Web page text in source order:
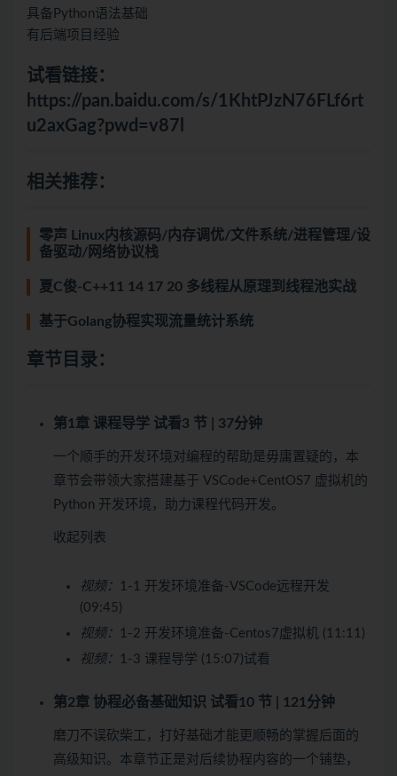
具备Python语法基础
有后端项目经验
试看链接：
https://pan.baidu.com/s/1KhtPJzN76FLf6rt
u2axGag?pwd=v87l
相关推荐：
零声 Linux内核源码/内存调优/文件系统/进程管理/设
备驱动/网络协议栈
夏C俊-C++11 14 17 20 多线程从原理到线程池实战
基于Golang协程实现流量统计系统
章节目录：
第1章 课程导学 试看3 节 | 37分钟
一个顺手的开发环境对编程的帮助是毋庸置疑的，本
章节会带领大家搭建基于 VSCode+CentOS7 虚拟机的
Python 开发环境，助力课程代码开发。
收起列表
视频：
1-1 开发环境准备-VSCode远程开发
(09:45)
视频：
1-2 开发环境准备-Centos7虚拟机 (11:11)
视频：
1-3 课程导学 (15:07)试看
第2章 协程必备基础知识 试看10 节 | 121分钟
磨刀不误砍柴工，打好基础才能更顺畅的掌握后面的
高级知识。本章节正是对后续协程内容的一个铺垫，